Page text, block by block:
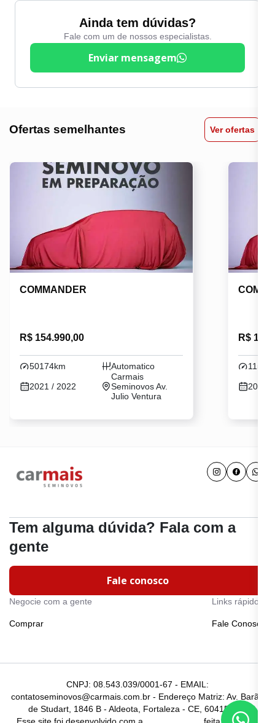
Ainda tem dúvidas?
Fale com um de nossos especialistas.
Enviar mensagem
Ofertas semelhantes Ver ofertas
COMMANDER
R$ 154.990,00
50174km Automatico
2021 / 2022
Carmais
Seminovos Av.
Julio Ventura
R$
2021 /
Tem alguma dúvida? Fala com a
gente
Fale conosco
Negocie com a gente
Comprar
Links rápidos
Fale Conosco
CNPJ: 08.543.039/0001-67 - EMAIL:
contatoseminovos@carmais.com.br - Endereço Matriz: Av. Barão
de Studart, 1846 B - Aldeota, Fortaleza - CE, 60415-510